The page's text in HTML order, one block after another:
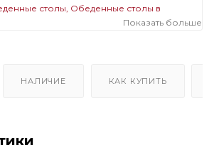
столы Обеденные столы в
Большие обеденные столы Стеклянные
большие столы
Показать больше
НАЛИЧИЕ КАК КУПИТЬ